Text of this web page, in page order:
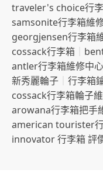
traveler's choice行
samsonite行李箱維
georgjensen行李箱
cossack行李箱
antler行李箱維修中心
新秀麗輪子
行李箱
cossack行李箱輪子
arowana行李箱把手
american tourister
innovator 行李箱 評